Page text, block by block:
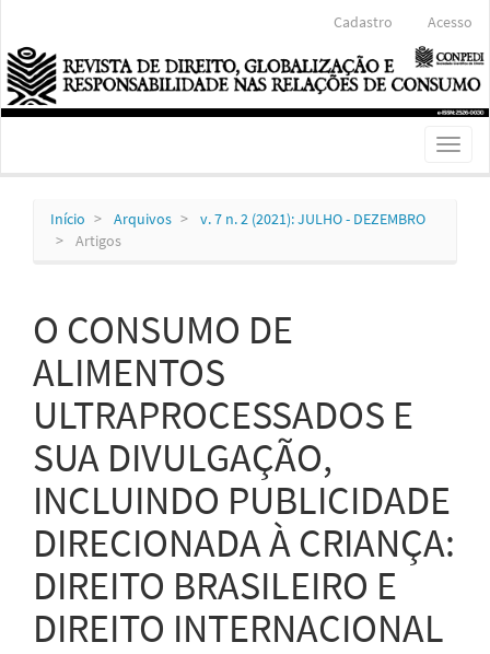
Conteúdo
principal
Barra
Lateral
Cadastro Acesso
Toggle
Início Arquivos
v. 7 n. 2 (2021): JULHO - DEZEMBRO
Artigos
O CONSUMO DE
ALIMENTOS
ULTRAPROCESSADOS E
SUA DIVULGAÇÃO,
INCLUINDO PUBLICIDADE
DIRECIONADA À CRIANÇA:
DIREITO BRASILEIRO E
DIREITO INTERNACIONAL